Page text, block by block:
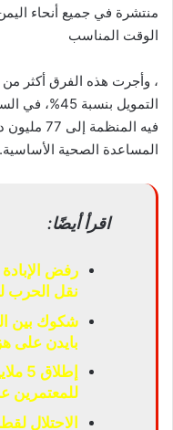
منتشرة في جميع أنحاء
الوقت المناسب
التمويل
المساعدة الصحية الأساسية.
اقرأ أيضًا:
رفض
نقل الحرب
شكوك بين
بايدن على
للمعتمرين
الاحتلال